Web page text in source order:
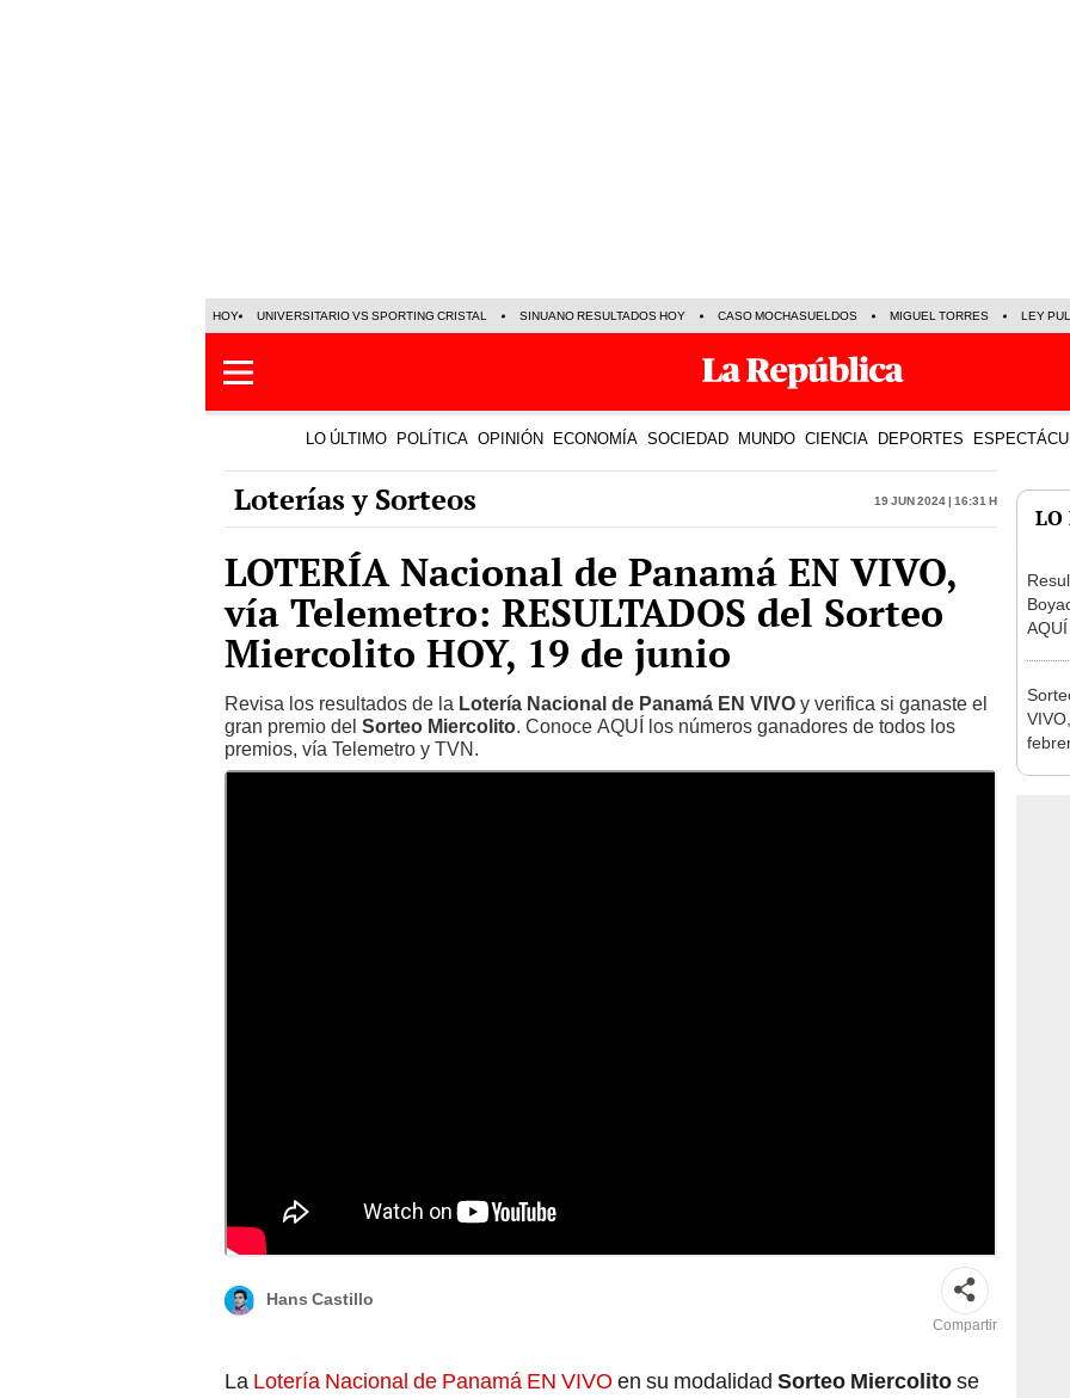
HOY UNIVERSITARIO VS SPORTING CRISTAL SINUANO RESULTADOS HOY CASO MOCHASUELDOS MIGUEL TORRES LEY
LO ÚLTIMO POLÍTICA OPINIÓN ECONOMÍA SOCIEDAD MUNDO CIENCIA DEPORTES
Loterías y Sorteos 19 Jun 2024 | 16:31 h
LOTERÍA Nacional de Panamá EN VIVO,
vía Telemetro: RESULTADOS del Sorteo
Miercolito HOY, 19 de junio
Revisa los resultados de la Lotería Nacional de Panamá EN VIVO y verifica si ganaste el
gran premio del Sorteo Miercolito. Conoce AQUÍ los números ganadores de todos los
premios, vía Telemetro y TVN.
Lotería Nacional de Panamá EN VIVO celebra el sorteo 2965 y entrega diversos premios hoy, 19 de junio. Foto:
composición LR/ X/ Lotería de Panamá
Hans Castillo
Compartir
La Lotería Nacional de Panamá EN VIVO en su modalidad Sorteo Miercolitose
LO
AQUÍ